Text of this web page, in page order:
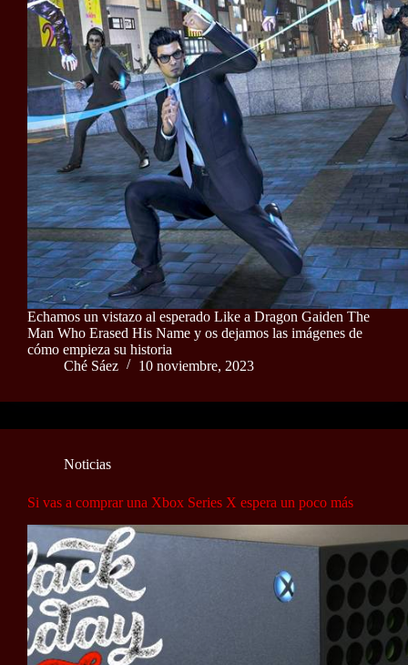
Echamos un vistazo al esperado Like a Dragon Gaiden The
Man Who Erased His Name y os dejamos las imágenes de
cómo empieza su historia
Ché Sáez
10 noviembre, 2023
Noticias
Si vas a comprar una Xbox Series X espera un poco más